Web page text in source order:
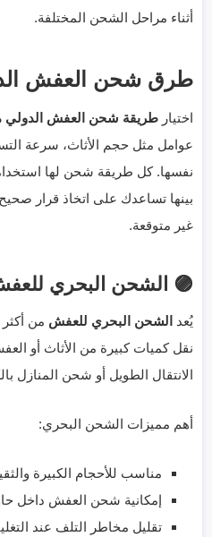
أثناء مراحل الشحن المختلفة.
طرق شحن العفش
اختيار طريقة شحن العفش الدولي
عوامل مثل حجم الأثاث، سرعة
نفسها. كل طريقة شحن لها
بينها تساعدك على اتخاذ قرار
غير متوقعة.
🟣 الشحن البحري
يُعد الشحن البحري للعفش من
نقل كميات كبيرة من الأثاث أو
الانتقال الطويل أو شحن المنازل
أهم مميزات الشحن البحري:
مناسب للأحجام الكبيرة
إمكانية شحن العفش داخل
تقليل مخاطر التلف عند